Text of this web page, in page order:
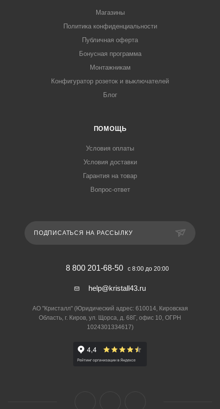
Магазины
Политика конфиденциальности
Публичная оферта
Бонусная программа
Монтажникам
Конфигуратор розеток и выключателей
Блог
ПОМОЩЬ
Условия оплаты
Условия доставки
Гарантия на товар
Вопрос-ответ
ПОДПИСАТЬСЯ НА РАССЫЛКУ
8 800 201-68-50 с 8:00 до 20:00
help@kristall43.ru
АО "Кристалл" (Юридический адрес: 610014, Кировская
Область, г. Киров, ул. Щорса, д. 68Г, офис 10, ОГРН
1024301334617)